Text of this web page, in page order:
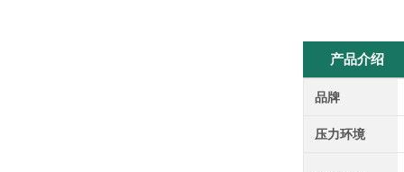
产品介绍
品牌
压力环境